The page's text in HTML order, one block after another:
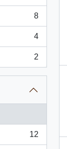
8
4
2
12